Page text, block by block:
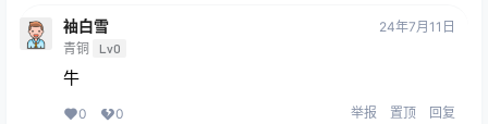
袖白雪
青铜 Lv0
24年7月11日
牛
0 0 举报 置顶 回复